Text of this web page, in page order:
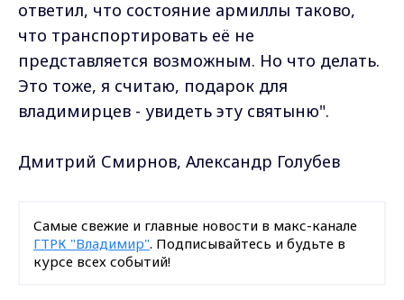
ответил, что состояние армиллы таково,
что транспортировать её не
представляется возможным. Но что делать.
Это тоже, я считаю, подарок для
владимирцев - увидеть эту святыню".
Дмитрий Смирнов, Александр Голубев
Самые свежие и главные новости в макс-канале
ГТРК "Владимир". Подписывайтесь и будьте в
курсе всех событий!